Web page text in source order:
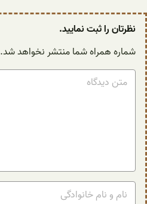
نظرتان را ثبت نمایید.
شماره همراه شما منتشر نخواهد شد.